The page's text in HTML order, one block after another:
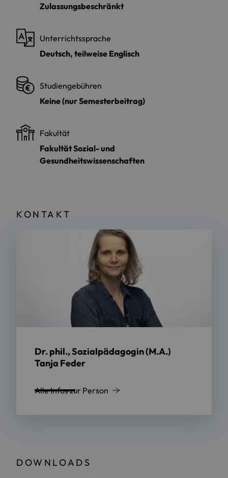
Zulassungsbeschränkt
Unterrichtssprache
Deutsch, teilweise Englisch
Studiengebühren
Keine (nur Semesterbeitrag)
Fakultät
Fakultät Sozial- und
Gesundheitswissenschaften
KONTAKT
Dr. phil., Sozialpädagogin (M.A.)
Tanja Feder
Alle Infos zur Person
DOWNLOADS